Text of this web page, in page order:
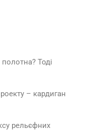
Тоді
– кардиган
рельєфних